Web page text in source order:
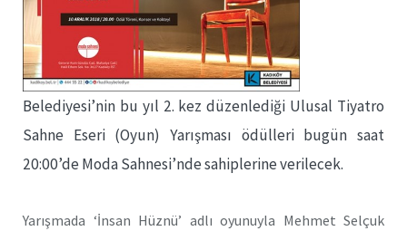
Belediyesi’nin bu yıl 2. kez düzenlediği Ulusal Tiyatro
Sahne Eseri (Oyun) Yarışması ödülleri bugün saat
20:00’de Moda Sahnesi’nde sahiplerine verilecek.
Yarışmada ‘İnsan Hüznü’ adlı oyunuyla Mehmet Selçuk